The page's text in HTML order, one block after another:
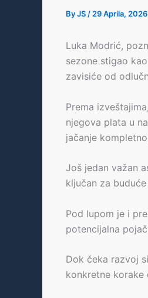
ByJS / 29 Aprila, 2026
Luka Modrić,
sezone stigao
zavisiće od
Prema
njegova plata u
jačanje
Još jedan važan
ključan za
Pod lupom je i
potencijalna
Dok čeka razvoj
konkretne korake